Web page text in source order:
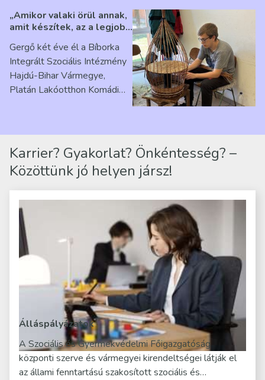
„Amikor valaki örül annak,
amit készítek, az a legjobb
Ribárszky Gergő ellátottal
Gergő két éve él a Bíborka
Integrált Szociális Intézmény
Hajdú-Bihar Vármegye,
Platán Lakóotthon Komádi
Karrier? Gyakorlat? Önkéntesség? –
Közöttünk jó helyen jársz!
Álláspályázatok
A Szociális és Gyermekvédelmi Főigazgatóság
központi szerve és vármegyei kirendeltségei látják el
az állami fenntartású szakosított szociális és…